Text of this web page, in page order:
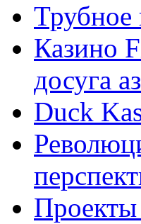
Трубное
Казино
досуга
Duck
Проекты